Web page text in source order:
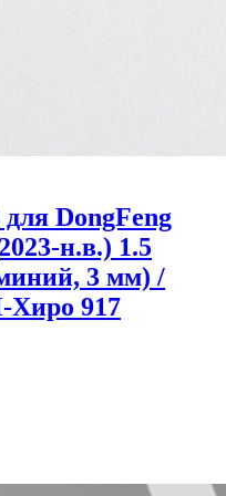
DongFeng
н.в.) 1.5
3 мм) /
917